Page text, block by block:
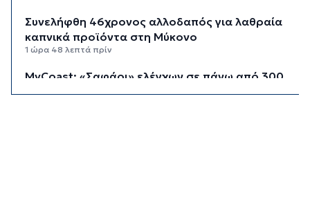
Συνελήφθη 46χρονος αλλοδαπός για λαθραία
καπνικά προϊόντα στη Μύκονο
1 ώρα 48 λεπτά πρίν
MyCoast: «Σαφάρι» ελέγχων σε πάνω από 300
παραλίες: Έως 73.000 ευρώ τα πρόστιμα